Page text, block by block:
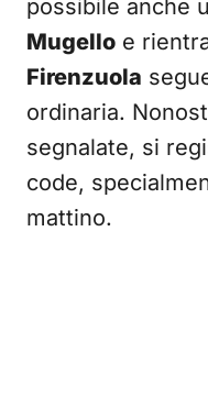
possibile anche
Mugello e
Firenzuola
ordinaria.
segnalate, si
code,
mattino.